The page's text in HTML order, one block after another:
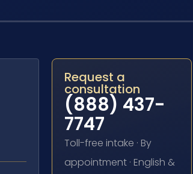
Request a
consultation
(888) 437-
7747
Toll-free intake · By
appointment · English &